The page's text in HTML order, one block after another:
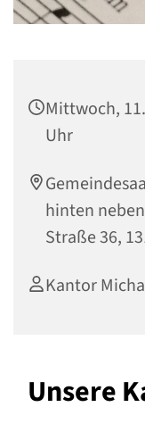
Mittwoch,
Uhr
hinten
Straße 36,
Kantor
Unsere